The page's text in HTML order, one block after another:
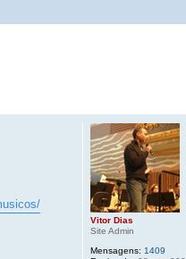
Vitor Dias
Site Admin
Mensagens: 1409